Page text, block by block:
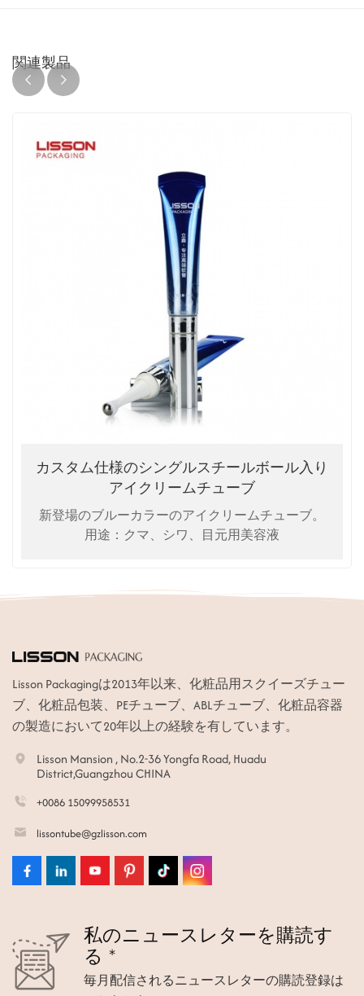
関連製品
カスタム仕様のシングルスチールボール入り
アイクリームチューブ
新登場のブルーカラーのアイクリームチューブ。
用途：クマ、シワ、目元用美容液
Lisson Packagingは2013年以来、化粧品用スクイーズチュー
ブ、化粧品包装、PEチューブ、ABLチューブ、化粧品容器
の製造において20年以上の経験を有しています。
Lisson Mansion , No.2-36 Yongfa Road, Huadu
District,Guangzhou CHINA
+0086 15099958531
lissontube@gzlisson.com
私のニュースレターを購読す
る *
毎月配信されるニュースレターの購読登録は